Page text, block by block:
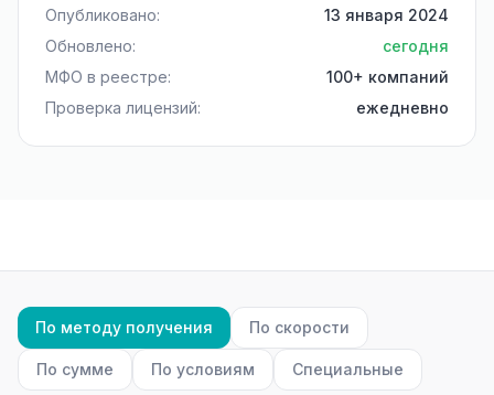
Опубликовано:
13 января 2024
Обновлено:
сегодня
МФО в реестре:
100+ компаний
Проверка лицензий:
ежедневно
По методу получения По скорости
По сумме По условиям Специальные